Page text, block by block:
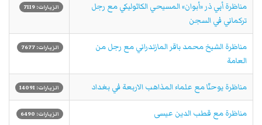
مناظرة أبي ذر «أبوان» المسيحي الكاثوليكي مع رجل
تركماني في السجن
الزيارات: 7119
مناظرة الشيخ محمد باقر المازندراني مع رجل من
العامة
الزيارات: 7677
مناظرة يوحنّا مع علماء المذاهب الاربعة في بغداد الزيارات: 14091
مناظرة مع قطب الدين عيسى الزيارات: 6490